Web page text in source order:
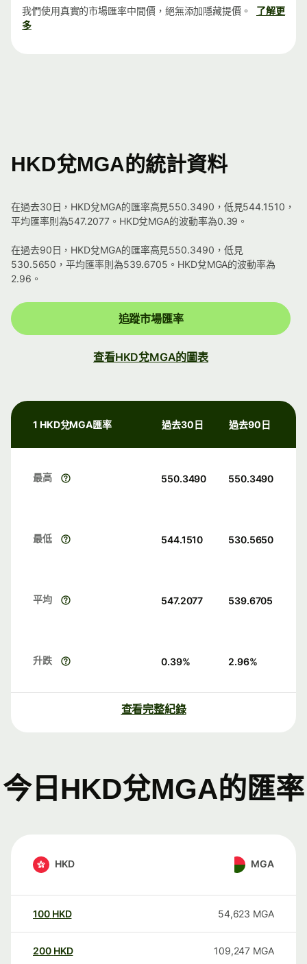
我們使用真實的市場匯率中間價，絕無添加隱藏提價。
了解更
多
HKD兌MGA的統計資料
在過去30日，HKD兌MGA的匯率高見550.3490，低見544.1510，
平均匯率則為547.2077。HKD兌MGA的波動率為0.39。
在過去90日，HKD兌MGA的匯率高見550.3490，低見
530.5650，平均匯率則為539.6705。HKD兌MGA的波動率為
2.96。
追蹤市場匯率
查看HKD兌MGA的圖表
1 HKD兌MGA匯率 過去30日 過去90日
最高 550.3490 550.3490
最低 544.1510 530.5650
平均 547.2077 539.6705
升跌 0.39% 2.96%
查看完整紀錄
今日HKD兌MGA的匯率
HKD MGA
100 HKD 54,623 MGA
200 HKD 109,247 MGA